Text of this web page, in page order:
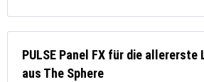
PULSE Panel FX für die allererste
aus The Sphere